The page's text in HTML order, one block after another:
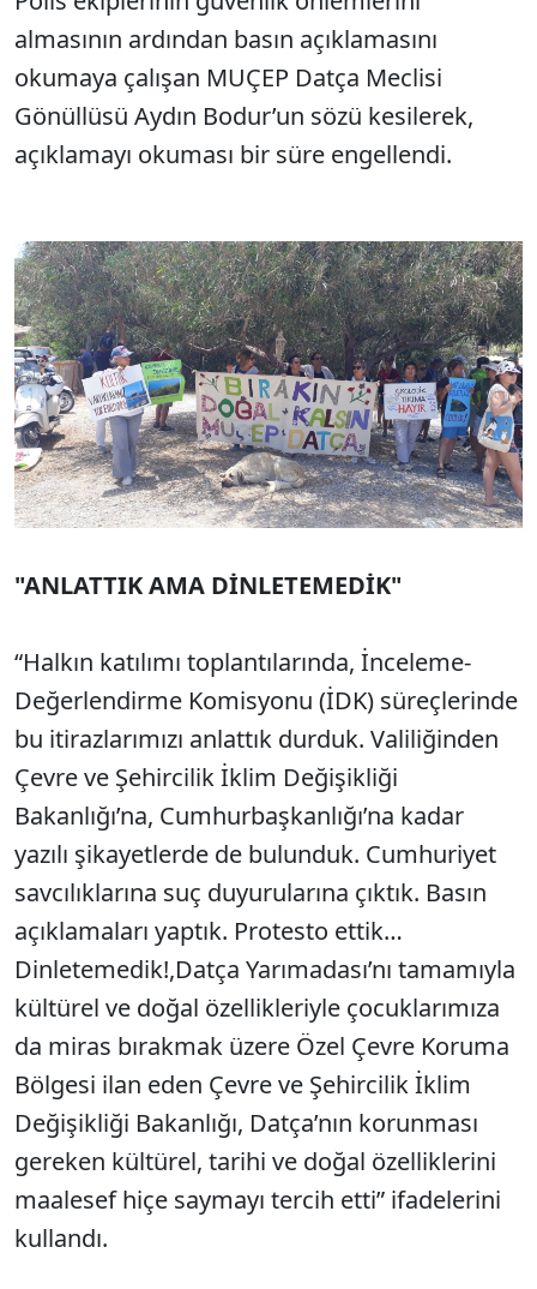
almasının ardından basın açıklamasını
okumaya çalışan MUÇEP Datça Meclisi
Gönüllüsü Aydın Bodur’un sözü kesilerek,
açıklamayı okuması bir süre engellendi.
"ANLATTIK AMA DİNLETEMEDİK"
“Halkın katılımı toplantılarında, İnceleme-
Değerlendirme Komisyonu (İDK) süreçlerinde
bu itirazlarımızı anlattık durduk. Valiliğinden
Çevre ve Şehircilik İklim Değişikliği
Bakanlığı’na, Cumhurbaşkanlığı’na kadar
yazılı şikayetlerde de bulunduk. Cumhuriyet
savcılıklarına suç duyurularına çıktık. Basın
açıklamaları yaptık. Protesto ettik…
Dinletemedik!,Datça Yarımadası’nı tamamıyla
kültürel ve doğal özellikleriyle çocuklarımıza
da miras bırakmak üzere Özel Çevre Koruma
Bölgesi ilan eden Çevre ve Şehircilik İklim
Değişikliği Bakanlığı, Datça’nın korunması
gereken kültürel, tarihi ve doğal özelliklerini
maalesef hiçe saymayı tercih etti” ifadelerini
kullandı.